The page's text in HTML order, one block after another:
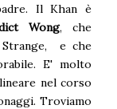
Il Khan è
Wong, che
Strange, e che
E' molto
nel corso
Troviamo